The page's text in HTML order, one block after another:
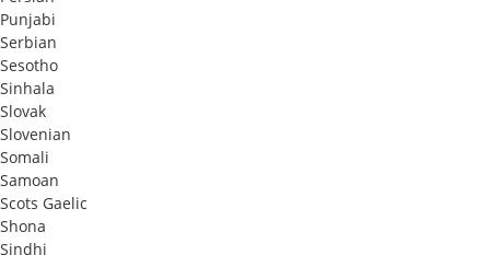
Punjabi
Serbian
Sesotho
Sinhala
Slovak
Slovenian
Somali
Samoan
Scots Gaelic
Shona
Sindhi